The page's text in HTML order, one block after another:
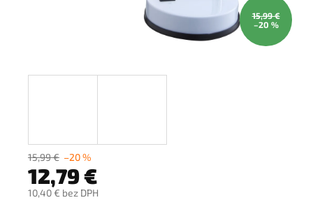
15,99 €
–20 %
15,99 € –20 %
12,79 €
10,40 € bez DPH